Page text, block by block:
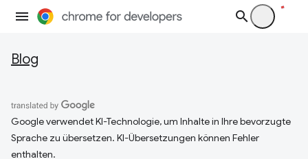
Blog
Google verwendet KI-Technologie, um Inhalte in Ihre bevorzugte
Sprache zu übersetzen. KI-Übersetzungen können Fehler
enthalten.